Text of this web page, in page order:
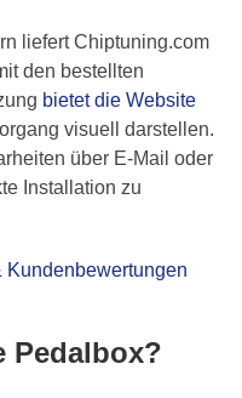
liefert Chiptuning.com
den bestellten
bietet die Website
visuell darstellen.
über E-Mail oder
Installation zu
Pedalbox?